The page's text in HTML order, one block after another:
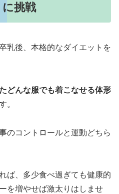
挑戦
乳後、本格的なダイエットを
どんな服でも着こなせる体形
。
のコントロールと運動どちら
ば、多少食べ過ぎても健康的
を増やせば激太りはしませ